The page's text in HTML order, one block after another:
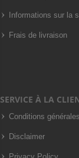
Informations sur la
Frais de livraison
SERVICE À LA
Conditions générales
Disclaimer